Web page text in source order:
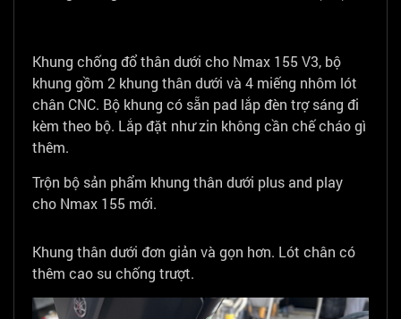
Khung chống đổ thân dưới cho Nmax 155 V3, bộ
khung gồm 2 khung thân dưới và 4 miếng nhôm lót
chân CNC. Bộ khung có sẵn pad lắp đèn trợ sáng đi
kèm theo bộ. Lắp đặt như zin không cần chế cháo gì
thêm.
Trộn bộ sản phẩm khung thân dưới plus and play
cho Nmax 155 mới.
Khung thân dưới đơn giản và gọn hơn. Lót chân có
thêm cao su chống trượt.